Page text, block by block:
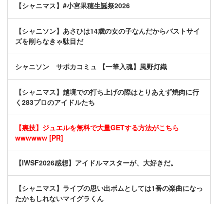
【シャニマス】#小宮果穂生誕祭2026
【シャニソン】あさひは14歳の女の子なんだからバストサイ
ズを削らなきゃ駄目だ
シャニソン サポカコミュ 【一筆入魂】風野灯織
【シャニマス】越境での打ち上げの際はとりあえず焼肉に行
く283プロのアイドルたち
【裏技】ジュエルを無料で大量GETする方法がこちら
wwwwww [PR]
【IWSF2026感想】アイドルマスターが、大好きだ。
【シャニマス】ライブの思い出ボムとしては1番の楽曲になっ
たかもしれないマイグラくん